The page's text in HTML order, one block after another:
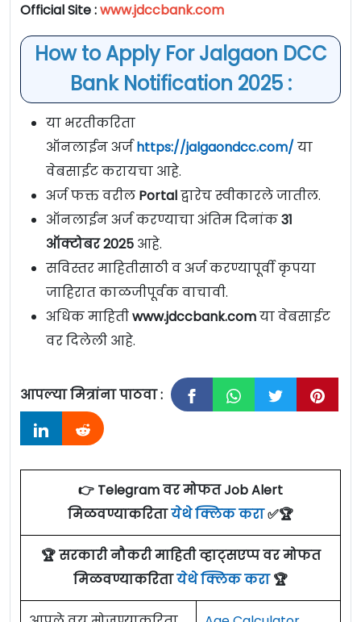
Official Site :www.jdccbank.com
How to Apply For Jalgaon DCC
Bank Notification 2025 :
या भरतीकरिता
ऑनलाईन अर्जhttps://jalgaondcc.com/ या
वेबसाईट करायचा आहे.
अर्ज फक्त वरील Portalद्वारेच स्वीकारले जातील.
ऑनलाईन अर्ज करण्याचा अंतिम दिनांक31
ऑक्टोबर 2025 आहे.
सविस्तर माहितीसाठी व अर्ज करण्यापूर्वी कृपया
जाहिरात काळजीपूर्वक वाचावी.
अधिक माहितीwww.jdccbank.comया वेबसाईट
वर दिलेली आहे.
आपल्या मित्रांना पाठवा :
👉 Telegram वर मोफत Job Alert
मिळवण्याकरितायेथे क्लिक करा✅🏆
🏆 सरकारी नौकरी माहिती व्हाट्सएप्प वर मोफत
मिळवण्याकरितायेथे क्लिक करा🏆